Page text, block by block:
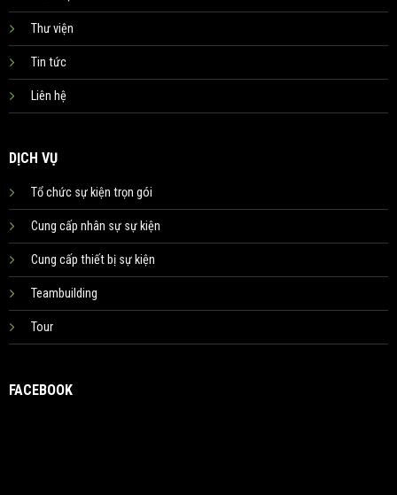
Thư viện
Tin tức
Liên hệ
DỊCH VỤ
Tổ chức sự kiện trọn gói
Cung cấp nhân sự sự kiện
Cung cấp thiết bị sự kiện
Teambuilding
Tour
FACEBOOK